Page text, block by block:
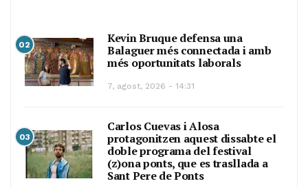
02
Kevin Bruque defensa una
Balaguer més connectada i amb
més oportunitats laborals
7, agost, 2026 - 14:31
03
Carlos Cuevas i Alosa
protagonitzen aquest dissabte el
doble programa del festival
(z)ona ponts, que es trasllada a
Sant Pere de Ponts